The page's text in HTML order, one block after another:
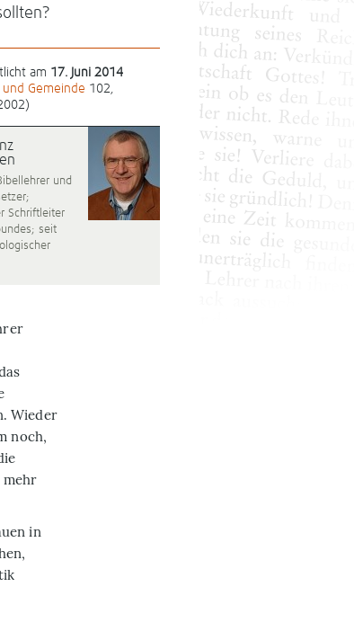
am 17. Juni 2014
und Gemeinde 102,
und
Schriftleiter
seit
Wieder
noch,
mehr
in